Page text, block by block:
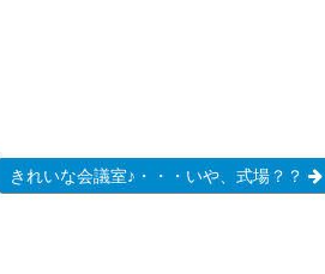
きれいな会議室♪・・・いや、式場？？